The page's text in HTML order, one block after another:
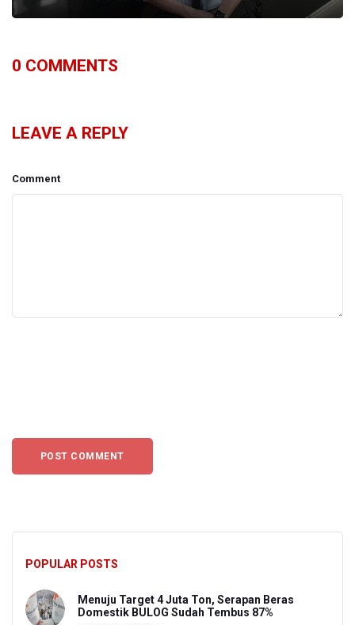
0 COMMENTS
LEAVE A REPLY
Comment
POPULAR POSTS
Menuju Target 4 Juta Ton, Serapan Beras
Domestik BULOG Sudah Tembus 87%